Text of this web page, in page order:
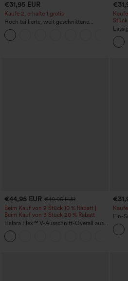
€31,95 EUR
Kaufe 2, erhalte 1 gratis
Hoch taillierte, weit geschnittene
Freizeithose aus Leinenmischung mit
Kordelzug und Taschen
Edition
€44,95 EUR €49,95 EUR
Beim Kauf von 2 Stück 10 % Rabatt |
Beim Kauf von 3 Stück 20 % Rabatt
Halara Flex™ V-Ausschnitt-Overall aus
gewaschenem Denim mit Taschen –
lässig
Ein-